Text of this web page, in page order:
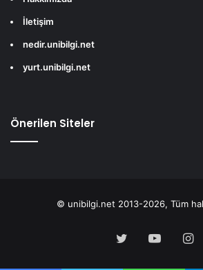
İletişim
nedir.unibilgi.net
yurt.unibilgi.net
Önerilen Siteler
© unibilgi.net 2013-2026, Tüm
Twitter